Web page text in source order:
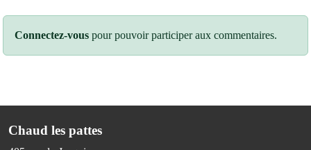
Connectez-vous pour pouvoir participer aux commentaires.
Chaud les pattes